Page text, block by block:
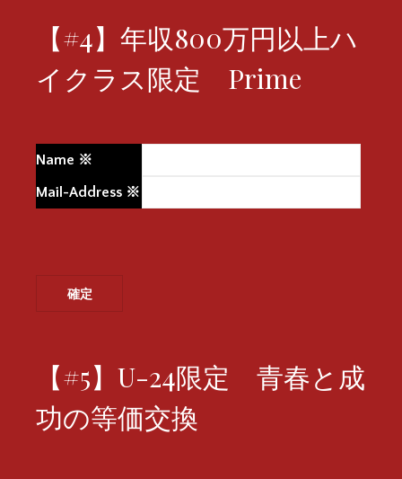
【#4】年収800万円以上ハ
イクラス限定 Prime
Name ※
Mail-Address ※
【#5】U-24限定 青春と成
功の等価交換